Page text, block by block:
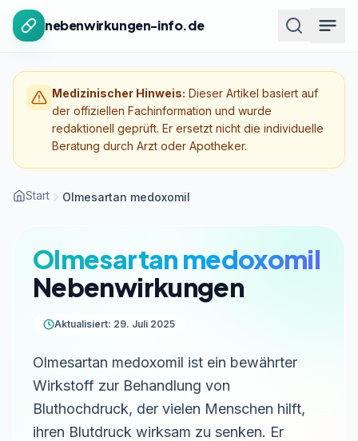
Zum Inhalt springen
nebenwirkungen-info.de
Medizinischer Hinweis: Dieser Artikel basiert auf
der offiziellen Fachinformation und wurde
redaktionell geprüft. Er ersetzt nicht die individuelle
Beratung durch Arzt oder Apotheker.
Start Olmesartan medoxomil
Olmesartan medoxomil
Nebenwirkungen
Aktualisiert: 29. Juli 2025
Olmesartan medoxomil ist ein bewährter
Wirkstoff zur Behandlung von
Bluthochdruck, der vielen Menschen hilft,
ihren Blutdruck wirksam zu senken. Er